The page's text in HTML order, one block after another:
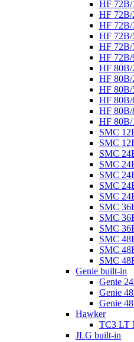
HF
HF
HF
HF
HF
HF
HF
HF
HF
HF
HF
HF
SMC
SMC
SMC
SMC
SMC
SMC
SMC
SMC
SMC
SMC
SMC
SMC
SMC
Genie built-in
Genie
Genie
Genie
Hawker
TC3 LT
JLG built-in